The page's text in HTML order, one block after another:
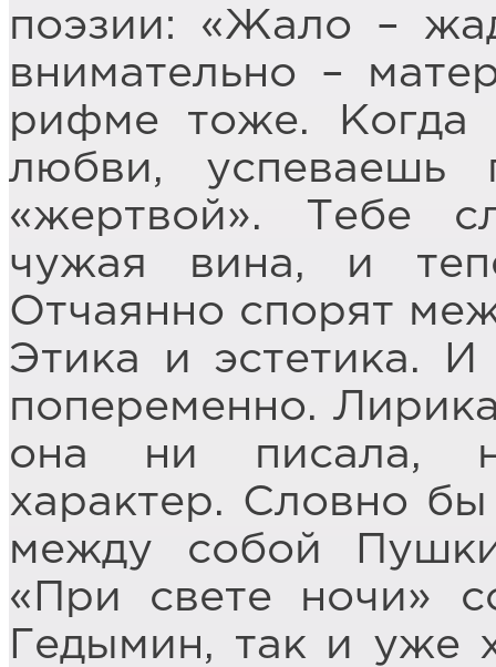
поэзии: «Жало –
внимательно –
рифме тоже. Когда
любви, успеваешь
«жертвой». Тебе
чужая вина, и
Отчаянно спорят
Этика и эстетика.
попеременно.
она ни писала,
характер. Словно
между собой
«При свете ночи»
Гедымин, так и уже